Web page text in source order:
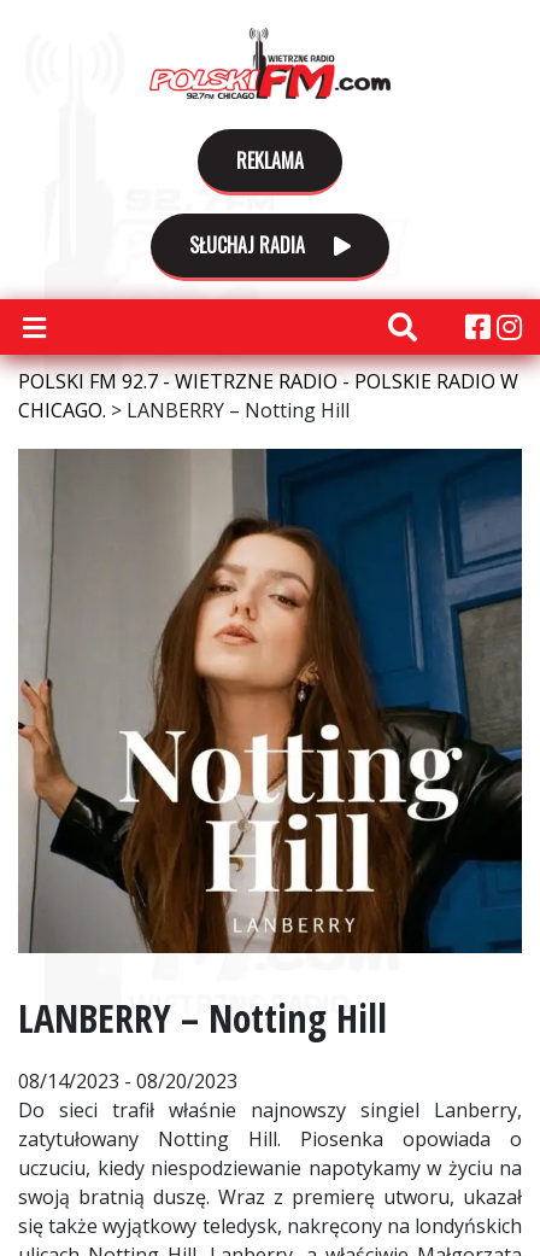
REKLAMA
SŁUCHAJ RADIA
POLSKI FM 92.7 - WIETRZNE RADIO - POLSKIE RADIO W
CHICAGO. > LANBERRY – Notting Hill
LANBERRY – Notting Hill
08/14/2023 - 08/20/2023
Do sieci trafił właśnie najnowszy singiel Lanberry,
zatytułowany Notting Hill. Piosenka opowiada o
uczuciu, kiedy niespodziewanie napotykamy w życiu na
swoją bratnią duszę. Wraz z premierę utworu, ukazał
się także wyjątkowy teledysk, nakręcony na londyńskich